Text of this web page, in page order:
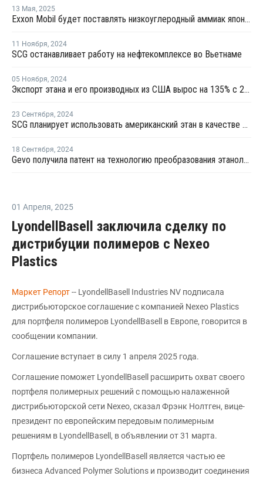
13 Мая, 2025
Exxon Mobil будет поставлять низкоуглеродный аммиак японской компании Marubeni
11 Ноября, 2024
SCG останавливает работу на нефтекомплексе во Вьетнаме
05 Ноября, 2024
Экспорт этана и его производных из США вырос на 135% с 2014 по 2023 год
23 Сентября, 2024
SCG планирует использовать американский этан в качестве сырья во Вьетнаме
18 Сентября, 2024
Gevo получила патент на технологию преобразования этанола в олефины за один этап
01 Апреля, 2025
LyondellBasell заключила сделку по
дистрибуции полимеров с Nexeo
Plastics
Маркет Репорт-- LyondellBasell Industries NV подписала
дистрибьюторское соглашение с компанией Nexeo Plastics
для портфеля полимеров LyondellBasell в Европе, говорится в
сообщении компании.
Соглашение вступает в силу 1 апреля 2025 года.
Соглашение поможет LyondellBasell расширить охват своего
портфеля полимерных решений с помощью налаженной
дистрибьюторской сети Nexeo, сказал Фрэнк Нолтген, вице-
президент по европейским передовым полимерным
решениям в LyondellBasell, в объявлении от 31 марта.
Портфель полимеров LyondellBasell является частью ее
бизнеса Advanced Polymer Solutions и производит соединения